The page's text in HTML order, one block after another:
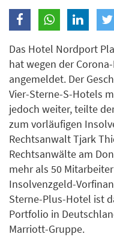
Das Hotel Nordport
hat wegen der
angemeldet. Der
Vier-Sterne-S-Hotels
jedoch weiter, teilte
zum vorläufigen
Rechtsanwalt Tjark
Rechtsanwälte am
mehr als 50
Insolvenzgeld-
Sterne-Plus-Hotel ist
Portfolio in
Marriott-Gruppe.